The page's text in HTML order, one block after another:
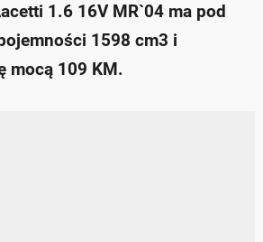
1.6 16V MR`04 ma pod
1598 cm3 i
mocą 109 KM.